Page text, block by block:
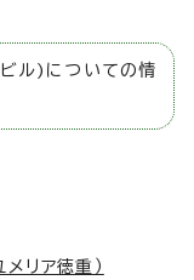
ル)についての情
リア徳重）